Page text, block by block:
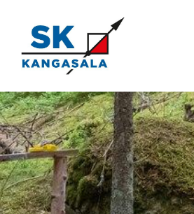
sivun
sisältöön
Kangasala SK